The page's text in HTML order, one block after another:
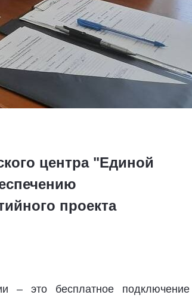
центра "Единой
проекта
– это бесплатное подключение